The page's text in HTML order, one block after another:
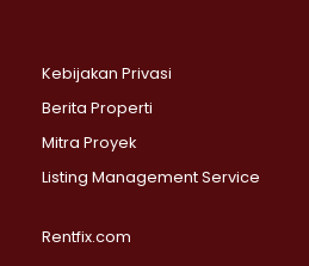
>
Selatan >
Labu >
Agung >
>
Pinang >
Kebijakan Privasi
Berita Properti
Mitra Proyek
Listing Management Service
Rentfix.com